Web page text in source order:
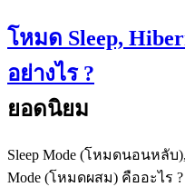
โหมด Sleep,
อย่างไร ?
ยอดนิยม
Sleep Mode (โหมดนอนหลับ
Mode (โหมดผสม) คืออะไร